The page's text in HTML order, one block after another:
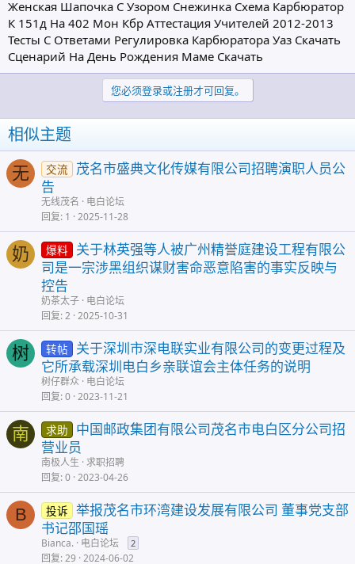
Женская Шапочка С Узором Снежинка Схема Карбюратор
К 151д На 402 Мон Кбр Аттестация Учителей 2012-2013
Тесты С Ответами Регулировка Карбюратора Уаз Скачать
Сценарий На День Рождения Маме Скачать
您必须登录或注册才可回复。
相似主题
无 交流
茂名市盛典文化传媒有限公司招聘演职人员公
告
无线茂名
电白论坛
回复 1 2025-11-28
奶 爆料
关于林英强等人被广州精誉庭建设工程有限公
司是一宗涉黑组织谋财害命恶意陷害的事实反映与
控告
奶茶太子 电白论坛
回复 2 2025-10-31
树 转帖
关于深圳市深电联实业有限公司的变更过程及
它所承载深圳电白乡亲联谊会主体任务的说明
树仔群众
电白论坛
回复 0 2023-11-21
南 求助
中国邮政集团有限公司茂名市电白区分公司招
营业员
南极人生
求职招聘
回复 0 2023-04-26
B 投诉 举报茂名市环湾建设发展有限公司 董事党支部
书记邵国瑶
Bianca. 电白论坛 2
回复 29 2024-06-02